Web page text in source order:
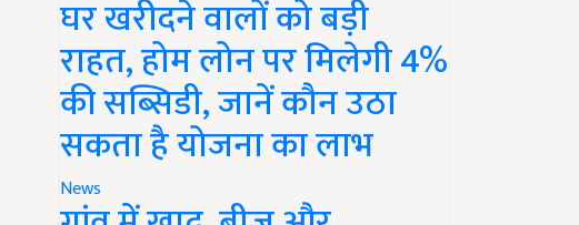
घर खरीदने वालों को बड़ी
राहत, होम लोन पर मिलेगी 4%
की सब्सिडी, जानें कौन उठा
सकता है योजना का लाभ
News